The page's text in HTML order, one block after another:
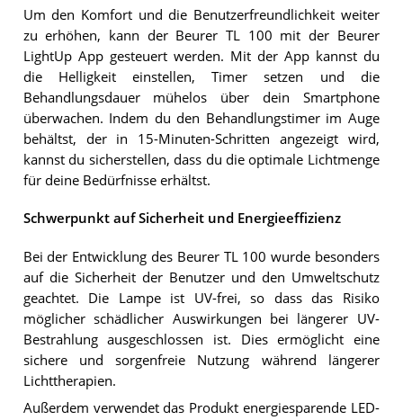
Um den Komfort und die Benutzerfreundlichkeit weiter
zu erhöhen, kann der Beurer TL 100 mit der Beurer
LightUp App gesteuert werden. Mit der App kannst du
die Helligkeit einstellen, Timer setzen und die
Behandlungsdauer mühelos über dein Smartphone
überwachen. Indem du den Behandlungstimer im Auge
behältst, der in 15-Minuten-Schritten angezeigt wird,
kannst du sicherstellen, dass du die optimale Lichtmenge
für deine Bedürfnisse erhältst.
Schwerpunkt auf Sicherheit und Energieeffizienz
Bei der Entwicklung des Beurer TL 100 wurde besonders
auf die Sicherheit der Benutzer und den Umweltschutz
geachtet. Die Lampe ist UV-frei, so dass das Risiko
möglicher schädlicher Auswirkungen bei längerer UV-
Bestrahlung ausgeschlossen ist. Dies ermöglicht eine
sichere und sorgenfreie Nutzung während längerer
Lichttherapien.
Außerdem verwendet das Produkt energiesparende LED-